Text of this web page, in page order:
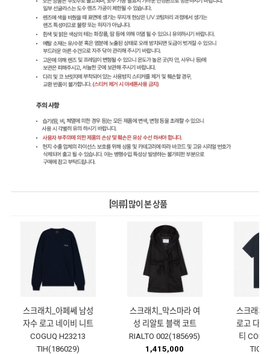
[의류] 많이 본 상품
스크래치_아페쎄 남성
자수 로고 네이비 니트
COGUQ H23213
TIH(186029)
스크래치_막스마라 여
성 리알토 블랙 코트
RIALTO 002(185695)
1,415,000
스크래치
로고 다크
티